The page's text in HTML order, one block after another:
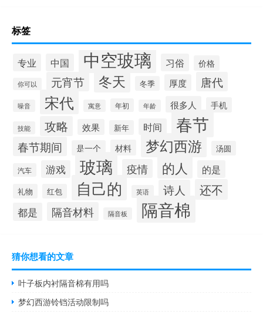
标签
专业 中国 中空玻璃 习俗 价格
你可以 元宵节 冬天 冬季 厚度 唐代
噪音 宋代 寓意 年初 年龄 很多人 手机
技能 攻略 效果 新年 时间 春节
春节期间 是一个 材料 梦幻西游 汤圆
汽车 游戏 玻璃 疫情 的人 的是
礼物 红包 自己的 英语 诗人 还不
都是 隔音材料 隔音板 隔音棉
猜你想看的文章
叶子板内衬隔音棉有用吗
梦幻西游铃铛活动限制吗